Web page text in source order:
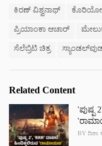
ಕಿರಣ್ ವಿಶ್ವನಾಥ್
ಪ್ರಿಯಾಂಕಾ ಆಚಾರ್
ಸೆಲೆಬ್ರಿಟಿ ಚಿತ್ರ
Related Content
BY ದಿಶಾ